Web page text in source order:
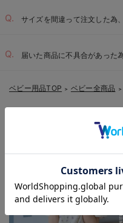
サイズを間違って注文した為
届いた商品に不具合があった
お気に入
ベビー用品TOP ＞ ベビー全商品 ＞
セー